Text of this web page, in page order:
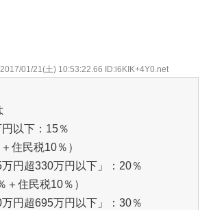
2017/01/21(土) 10:53:22.66 ID:l6KIK+4Y0.net
円以下：15％
住民税10％）
万円超330万円以下」：20％
＋住民税10％）
万円超695万円以下」：30％